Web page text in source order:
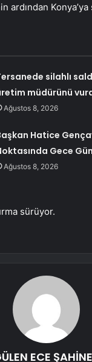
ardından
silahlı
müdürünü
Ağustos 8, 2026
Hatice
Gece
Ağustos 8, 2026
sürüyor.
ECE